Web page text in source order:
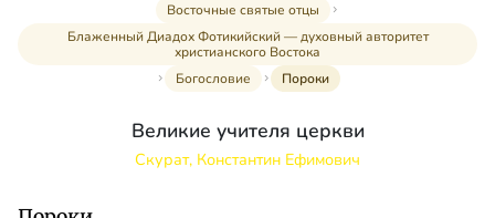
Восточные святые отцы
Блаженный Диадох Фотикийский — духовный авторитет
христианского Востока
Богословие
Пороки
Великие учителя церкви
Скурат, Константин Ефимович